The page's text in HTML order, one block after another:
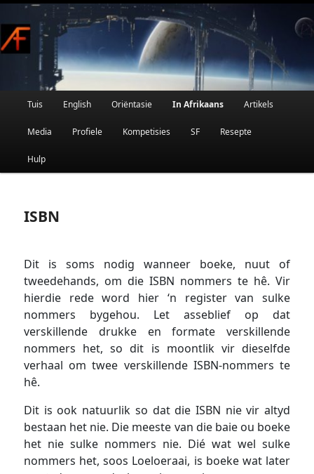
Skip
to
primary
content
Afrikaanse Wetenskapfiksie en Fantasie
Main
Tuis English Oriëntasie In Afrikaans Artikels
Media Profiele Kompetisies SF Resepte
Hulp
ISBN
Dit is soms nodig wanneer boeke, nuut of
tweedehands, om die ISBN nommers te hê. Vir
hierdie rede word hier ‘n register van sulke
nommers bygehou. Let asseblief op dat
verskillende drukke en formate verskillende
nommers het, so dit is moontlik vir dieselfde
verhaal om twee verskillende ISBN-nommers te
hê.
Dit is ook natuurlik so dat die ISBN nie vir altyd
bestaan het nie. Die meeste van die baie ou boeke
het nie sulke nommers nie. Dié wat wel sulke
nommers het, soos Loeloeraai, is boeke wat later